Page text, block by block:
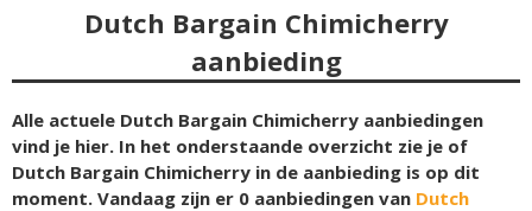
Dutch Bargain Chimicherry
aanbieding
Alle actuele Dutch Bargain Chimicherry aanbiedingen
vind je hier. In het onderstaande overzicht zie je of
Dutch Bargain Chimicherry in de aanbieding is op dit
moment. Vandaag zijn er 0 aanbiedingen van Dutch